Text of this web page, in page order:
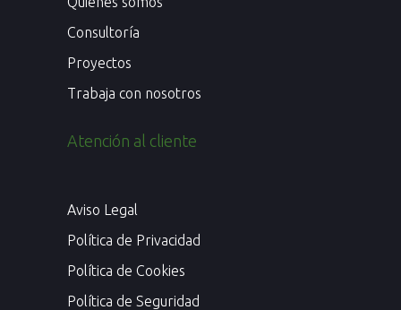
Consultoría
Proyectos
Trabaja con nosotros
Atención al cliente
Aviso Legal
Política de Privacidad
Política de Cookies
Política de Seguridad